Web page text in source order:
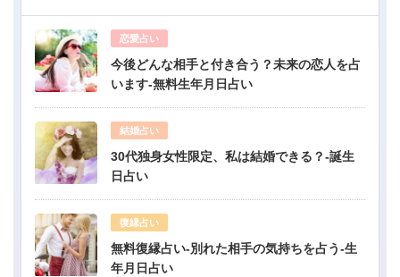
恋愛占い
今後どんな相手と付き合う？未来の恋人を占
います-無料生年月日占い
結婚占い
30代独身女性限定、私は結婚できる？-誕生
日占い
復縁占い
無料復縁占い-別れた相手の気持ちを占う-生
年月日占い